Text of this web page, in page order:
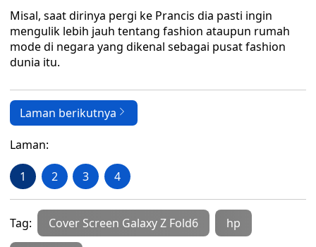
Misal, saat dirinya pergi ke Prancis dia pasti ingin
mengulik lebih jauh tentang fashion ataupun rumah
mode di negara yang dikenal sebagai pusat fashion
dunia itu.
Laman berikutnya
Laman:
1 2 3 4
Tag: Cover Screen Galaxy Z Fold6 hp